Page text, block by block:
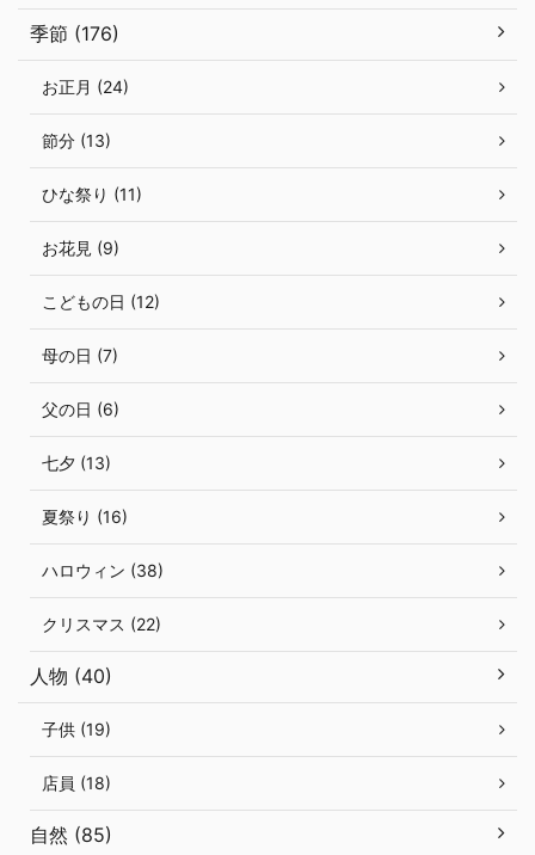
季節 (176)
お正月 (24)
節分 (13)
ひな祭り (11)
お花見 (9)
こどもの日 (12)
母の日 (7)
父の日 (6)
七夕 (13)
夏祭り (16)
ハロウィン (38)
クリスマス (22)
人物 (40)
子供 (19)
店員 (18)
自然 (85)